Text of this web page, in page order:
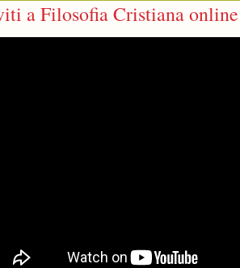
a Filosofia Cristiana